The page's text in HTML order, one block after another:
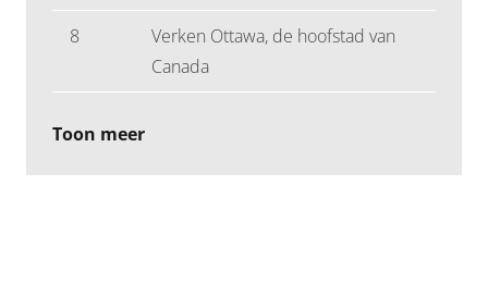
8
Verken Ottawa, de hoofstad van
Canada
Toon meer